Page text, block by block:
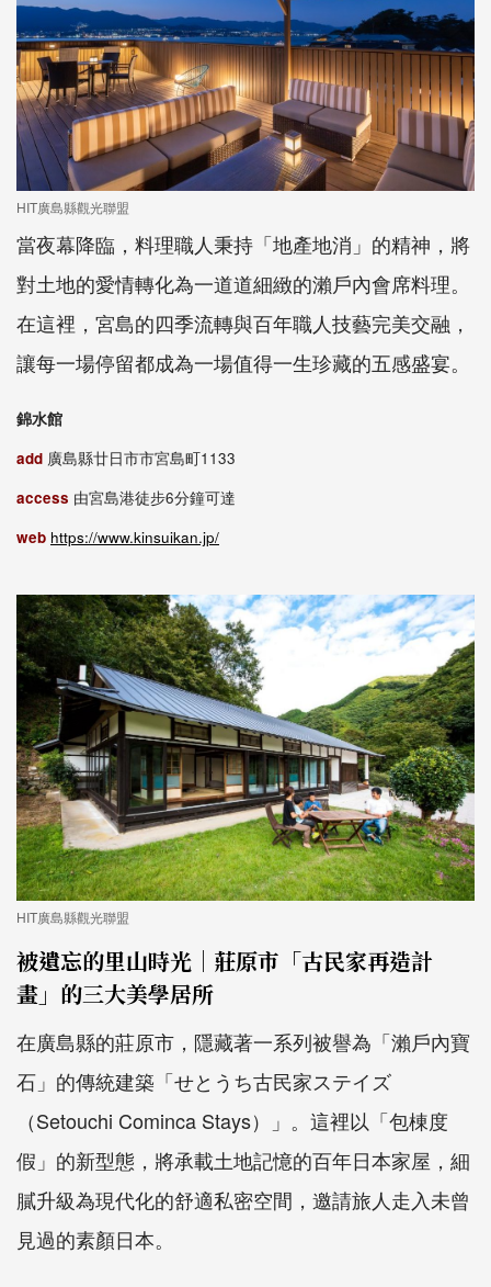
HIT廣島縣觀光聯盟
當夜幕降臨，料理職人秉持「地產地消」的精神，將
對土地的愛情轉化為一道道細緻的瀨戶內會席料理。
在這裡，宮島的四季流轉與百年職人技藝完美交融，
讓每一場停留都成為一場值得一生珍藏的五感盛宴。
錦水館
add 廣島縣廿日市市宮島町1133
access 由宮島港徒步6分鐘可達
web https://www.kinsuikan.jp/
HIT廣島縣觀光聯盟
被遺忘的里山時光｜莊原市「古民家再造計
畫」的三大美學居所
在廣島縣的莊原市，隱藏著一系列被譽為「瀨戶內寶
石」的傳統建築「せとうち古民家ステイズ
（Setouchi Cominca Stays）」。這裡以「包棟度
假」的新型態，將承載土地記憶的百年日本家屋，細
膩升級為現代化的舒適私密空間，邀請旅人走入未曾
見過的素顏日本。